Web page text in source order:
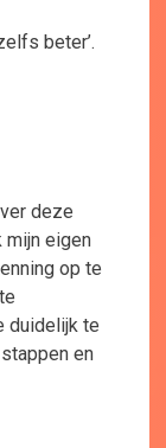
beter’.
deze
mijn eigen
op te
duidelijk te
en